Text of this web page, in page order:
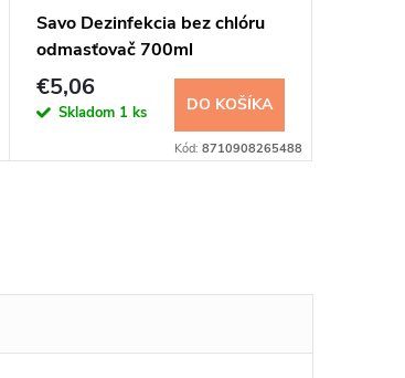
Savo Dezinfekcia bez chlóru
odmasťovač 700ml
€5,06
Skladom 1 ks DO KOŠÍKA
Kód: 8710908265488